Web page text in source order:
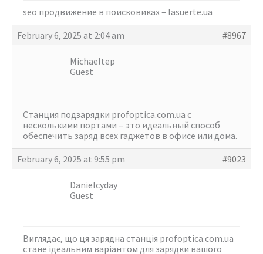
seo продвижение в поисковиках – lasuerte.ua
February 6, 2025 at 2:04 am
#8967
Michaeltep
Guest
Станция подзарядки profoptica.com.ua с
несколькими портами – это идеальный способ
обеспечить заряд всех гаджетов в офисе или дома.
February 6, 2025 at 9:55 pm
#9023
Danielcyday
Guest
Виглядає, що ця зарядна станція profoptica.com.ua
стане ідеальним варіантом для зарядки вашого